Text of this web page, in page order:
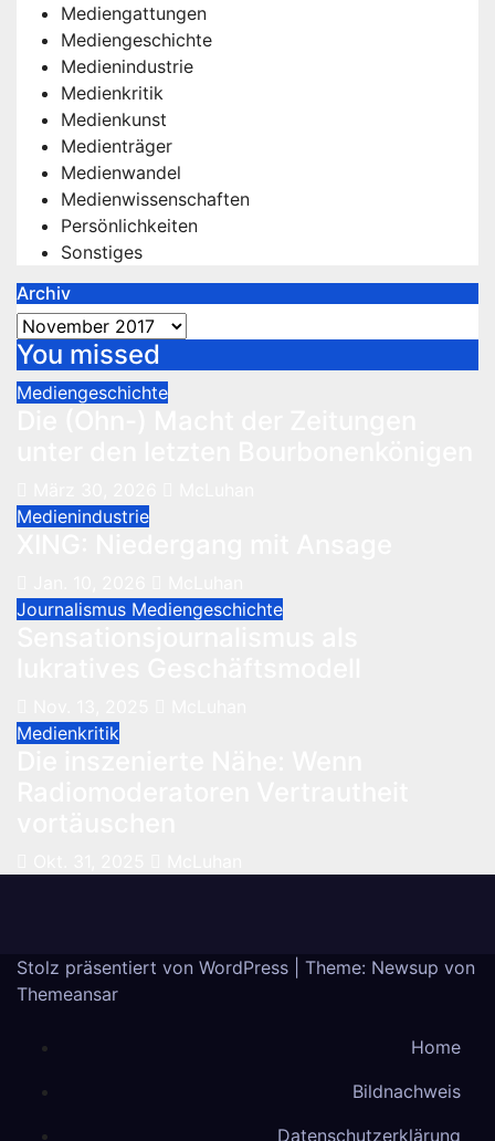
Mediengattungen
Mediengeschichte
Medienindustrie
Medienkritik
Medienkunst
Medienträger
Medienwandel
Medienwissenschaften
Persönlichkeiten
Sonstiges
Archiv
Archiv
You missed
Mediengeschichte
Medienindustrie
Journalismus Mediengeschichte
Medienkritik
Stolz präsentiert von WordPress
Theme: Newsup von
Themeansar
Home
Bildnachweis
Datenschutzerklärung